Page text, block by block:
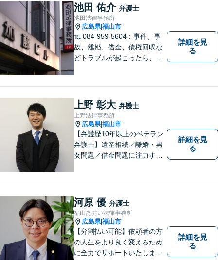
池田 佑介 弁護士
池田法律事務所
広島県|福山市
℡ 084-959-5604：事件、事
故、離婚、借金、債権回収な
どトラブルが起こったら、で
談や予防法務にも対応してい
ます。トラブル前に必要な手
当を講じておくことも大切で
す。お気軽にご相談下さい。
詳細を見
る
上野 彰大 弁護士
上野法律事務所
広島県|福山市
【弁護歴10年以上のベテラン
弁護士】遺産相続／離婚・男
女問題／借金問題に注力する
様に納得いただける解決を目
指します。ぜひ一度ご相談に
いらしてください。【駐車場
有】
詳細を見
る
河原 優 弁護士
福山あおい法律事務所
広島県|福山市
【分割払い可能】依頼者の方
の人生をより良く変えるため
に全力でサポートいたしま
詳細を見
る